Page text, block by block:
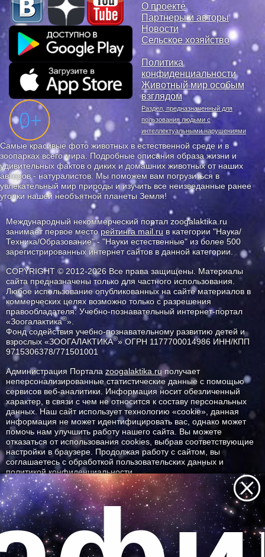
О проекте
Партнеры и авторы
Новости
Сельское хозяйство
Политика
конфиденциальности
Животный мир особым
взглядом
Раздел, предназначенный для
пользования людьми с
интеллектуальными нарушениями
Самые красивые фото животных в естественной среде и в
зоопарках всего мира. Подробные описания образа жизни и
удивительных фактов о диких и домашних животных от наших
авторов - натуралистов. Мы поможем вам погрузиться в
увлекательный мир природы и изучить все неизведанные ранее
уголки нашей необъятной планеты Земля!
Международный некоммерческий портал zoogalaktika.ru
занимает первое месторейтинга mail.ru в категории "Наука/
Техника/Образование" - "Науки естественные" из более 500
зарегистрированных интернет сайтов в данной категории.
COPYRIGHT © 2012-2026 Все права защищены. Материалы
сайта предназначены только для частного использования.
Любое использование опубликованных на сайте материалов в
коммерческих целях возможно только с разрешения
правообладателя: Учебно-познавательный интернет-портал
«Зоогалактика®».
Фонд содействия учебно-познавательному развитию детей и
взрослых «ЗООГАЛАКТИКА®» ОГРН 1177700014986 ИНН/КПП
9715306378/771501001
Администрация Портала zoogalaktika.ruполучает
неперсонализированные статистические данные с помощью
сервисов веб-аналитики. Информация носит обезличенный
характер, в связи с чем не относится к составу персональных
данных. Наш сайт использует технологию «cookie», данная
информация не может идентифицировать вас, однако может
помочь нам улучшить работу нашего сайта. Вы можете
отказаться от использования cookies, выбрав соответствующие
настройки в браузере. Продолжая работу с сайтом, вы
соглашаетесь с обработкой пользовательских данных и
политикой конфиденциальности.
ID ресурса: 3636
Все самое интересное